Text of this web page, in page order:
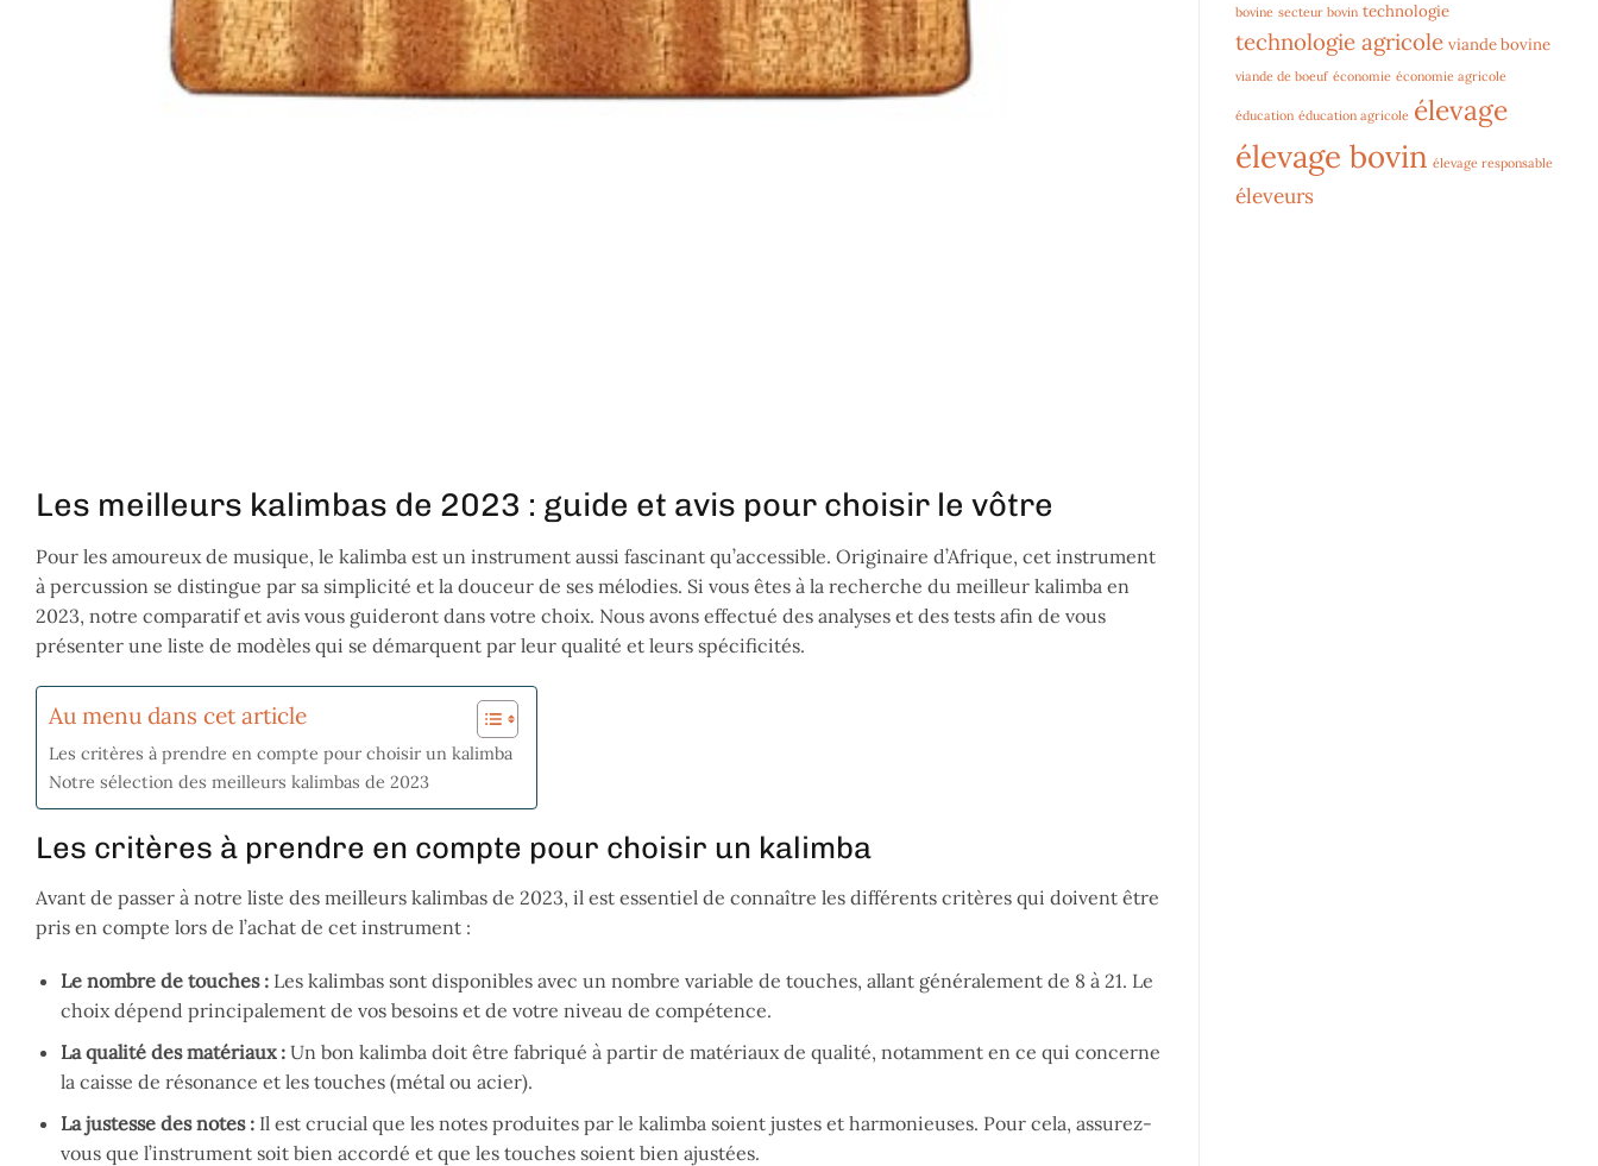
Les meilleurs kalimbas de 2023 : guide et avis pour choisir le vôtre
Pour les amoureux de musique, le kalimba est un instrument aussi fascinant qu’accessible. Originaire d’Afrique, cet instrument
à percussion se distingue par sa simplicité et la douceur de ses mélodies. Si vous êtes à la recherche du meilleur kalimba en
2023, notre comparatif et avis vous guideront dans votre choix. Nous avons effectué des analyses et des tests afin de vous
présenter une liste de modèles qui se démarquent par leur qualité et leurs spécificités.
Au menu dans cet article
Les critères à prendre en compte pour choisir un kalimba
Notre sélection des meilleurs kalimbas de 2023
Les critères à prendre en compte pour choisir un kalimba
Avant de passer à notre liste des meilleurs kalimbas de 2023, il est essentiel de connaître les différents critères qui doivent être
pris en compte lors de l’achat de cet instrument :
Le nombre de touches :Les kalimbas sont disponibles avec un nombre variable de touches, allant généralement de 8 à 21. Le
choix dépend principalement de vos besoins et de votre niveau de compétence.
La qualité des matériaux :Un bon kalimba doit être fabriqué à partir de matériaux de qualité, notamment en ce qui concerne
la caisse de résonance et les touches (métal ou acier).
La justesse des notes :Il est crucial que les notes produites par le kalimba soient justes et harmonieuses. Pour cela, assurez-
vous que l’instrument soit bien accordé et que les touches soient bien ajustées.
bovine secteur bovin technologie
technologie agricole viande bovine
viande de boeuf économie économie agricole
éducation éducation agricole élevage
élevage bovin élevage responsable
éleveurs